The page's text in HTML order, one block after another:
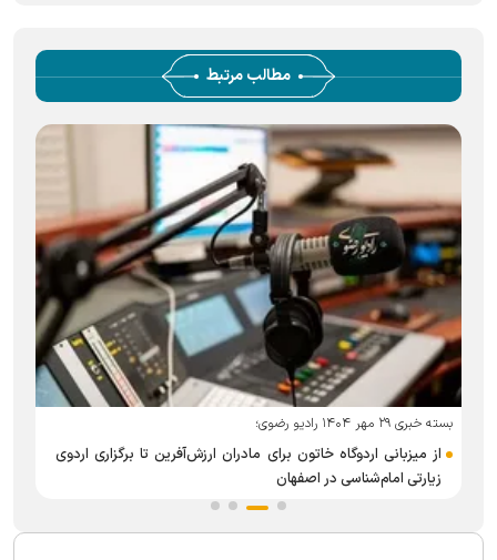
مطالب مرتبط
بسته خبری ۲۹ مهر ۱۴۰۴ رادیو رضوی؛
از میزبانی اردوگاه خاتون برای مادران ارزش‌آفرین تا برگزاری اردوی
زیارتی امام‌شناسی در اصفهان